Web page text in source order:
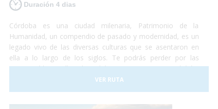
Duración 4 dias
Córdoba es una ciudad milenaria, Patrimonio de la
Humanidad, un compendio de pasado y modernidad, es un
legado vivo de las diversas culturas que se asentaron en
ella a lo largo de los siglos. Te podrás perder por las
innumerables callejuelas del casco antiguo cordobés,
plazas y patios floridos ubicados alrededor de la Mezquita-
Catedral, reflejo de la relevancia de la ciudad en la época
VER RUTA